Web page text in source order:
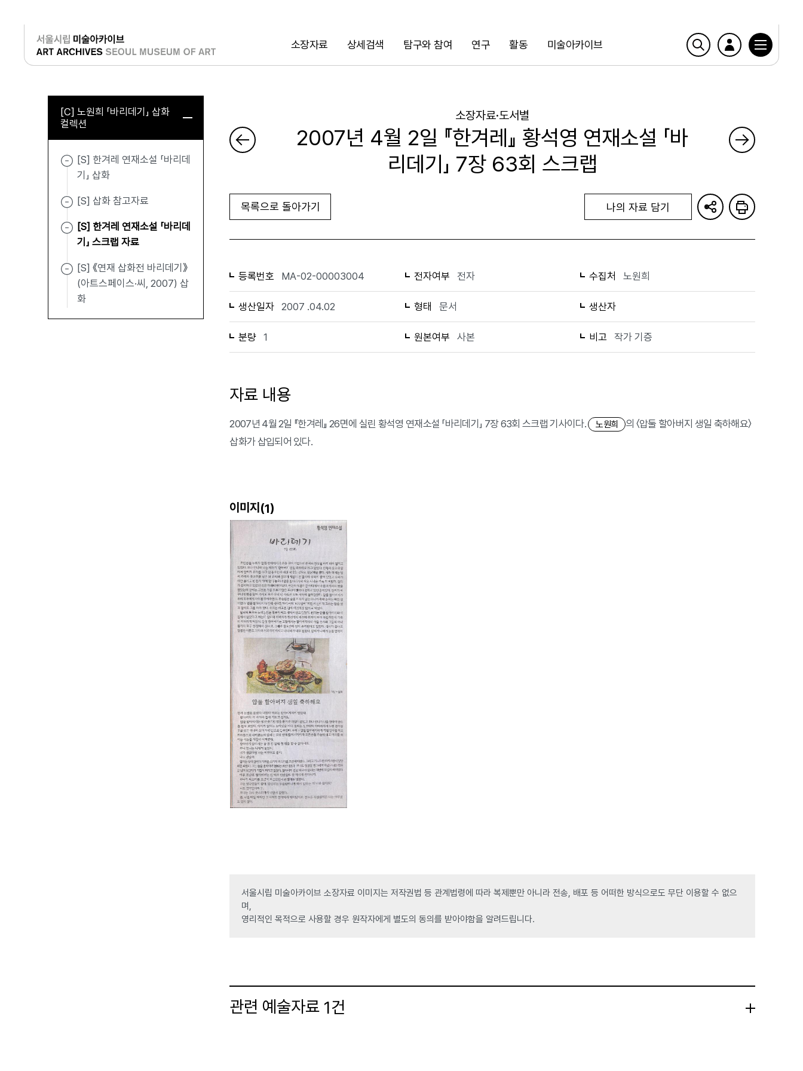
소장자료 상세검색 탐구와 참여 연구 활동 미술아카이브
검색
로그인
[C] 노원희 「바리데기」 삽화
컬렉션
[S] 한겨레 연재소설 「바리데
기」 삽화
[S] 삽화 참고자료
[S] 한겨레 연재소설 「바리데
기」 스크랩 자료
[S] 《연재 삽화전 바리데기》
(아트스페이스·씨, 2007) 삽
화
소장자료·도서별
2007년 4월 2일 『한겨레』 황석영 연재소설 「바
리데기」 7장 63회 스크랩
목록으로 돌아가기 나의 자료 담기
등록번호 MA-02-00003004 전자여부 전자 수집처 노원희
생산일자 2007 .04.02 형태 문서 생산자
분량 1 원본여부 사본 비고 작가 기증
자료 내용
2007년 4월 2일 『한겨레』 26면에 실린 황석영 연재소설 「바리데기」 7장 63회 스크랩 기사이다. 노원희
의 〈압둘 할아버지 생일 축하해요〉
삽화가 삽입되어 있다.
이미지(1)
서울시립 미술아카이브 소장자료 이미지는 저작권법 등 관계법령에 따라 복제뿐만 아니라 전송, 배포 등 어떠한 방식으로도 무단 이용할 수 없으
며,
영리적인 목적으로 사용할 경우 원작자에게 별도의 동의를 받아야함을 알려드립니다.
관련 예술자료 1건